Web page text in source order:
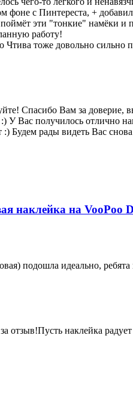
фоне с Пинтереста, +
эти "тонкие" намёки и
работу!
тоже довольно сильно
Спасибо Вам за
У Вас получилось отлично
Будем рады видеть Вас
наклейка на VooPoo
подошла идеально,
наклейка радует